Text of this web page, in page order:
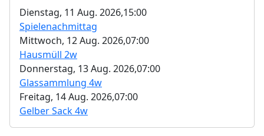
Dienstag, 11 Aug. 2026,15:00
Spielenachmittag
Mittwoch, 12 Aug. 2026,07:00
Hausmüll 2w
Donnerstag, 13 Aug. 2026,07:00
Glassammlung 4w
Freitag, 14 Aug. 2026,07:00
Gelber Sack 4w